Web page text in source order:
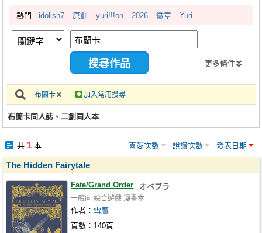
交流中心
攤位轉讓區
會員中心
註冊會員
熱門 idolish7 原創 yuri!!!on 2026 徽章 Yuri
更多條件
布蘭卡 加入常用搜尋
布蘭卡同人誌、二創同人本
共 1本 喜愛次數 說讚次數 發表日期
The Hidden Fairytale
Fate/Grand Order オベブラ
一般向 綜合遊戲 漫畫本
作者： 雪鷹
頁數：140頁